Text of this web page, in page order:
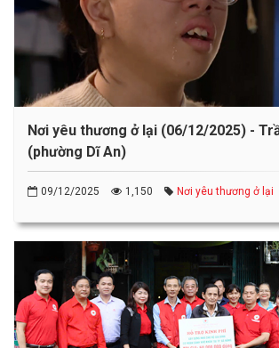
Nơi yêu thương ở lại (06/12/2025) -
(phường Dĩ An)
09/12/2025 1,150 Nơi yêu thương ở lại